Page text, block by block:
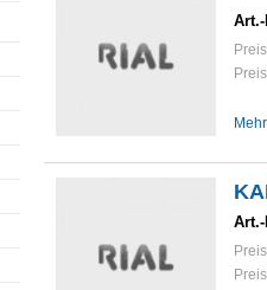
Art.-
Art.-